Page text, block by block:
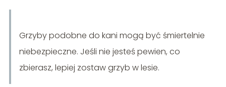
Grzyby podobne do kani mogą być śmiertelnie
niebezpieczne. Jeśli nie jesteś pewien, co
zbierasz, lepiej zostaw grzyb w lesie.